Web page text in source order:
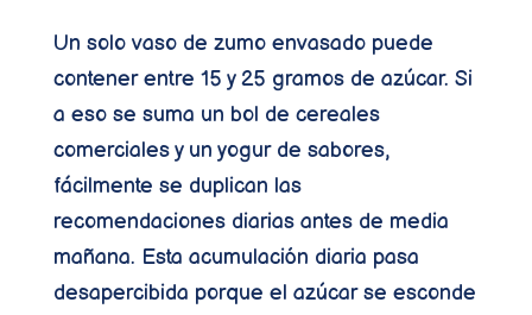
Un solo vaso de zumo envasado puede
contener entre 15 y 25 gramos de azúcar. Si
a eso se suma un bol de cereales
comerciales y un yogur de sabores,
fácilmente se duplican las
recomendaciones diarias antes de media
mañana. Esta acumulación diaria pasa
desapercibida porque el azúcar se esconde